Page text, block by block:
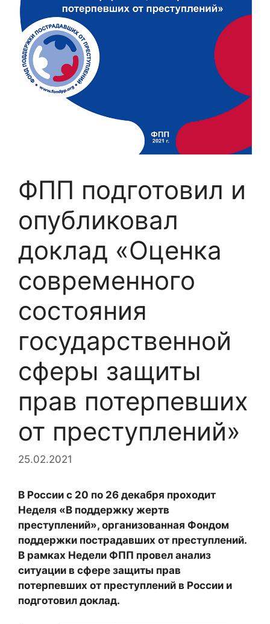
ФПП подготовил и
опубликовал
доклад «Оценка
современного
состояния
государственной
сферы защиты
прав потерпевших
от преступлений»
25.02.2021
В России с 20 по 26 декабря проходит
Неделя «В поддержку жертв
преступлений», организованная Фондом
поддержки пострадавших от преступлений.
В рамках Недели ФПП провел анализ
ситуации в сфере защиты прав
потерпевших от преступлений в России и
подготовил доклад.